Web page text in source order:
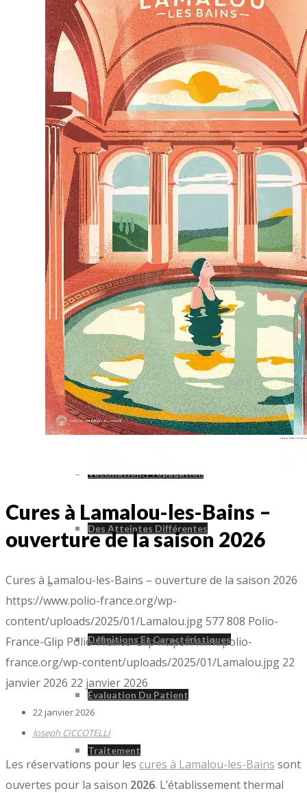
Programme
Le Congrès En Vidéos
Poliomyélite
Poliomyélite
Un Peu D’histoire
D’où Vient Ce Mot ?
Le Poliovirus : Comment Ça Marche ?
Incubation Et Signes Cliniques
Vaccination, Propagation
Des Atteintes Différentes
Syndrome Post-Polio
Définitions Et Caractéristiques
Évaluation Du Patient
Traitement
Cures à Lamalou-les-Bains –
ouverture de la saison 2026
Cures à Lamalou-les-Bains – ouverture de la saison 2026
https://www.polio-france.org/wp-
content/uploads/2025/01/Lamalou.jpg577808 Polio-
France-Glip Polio-France-Gliphttps://www.polio-
france.org/wp-content/uploads/2025/01/Lamalou.jpg 22
janvier 2026 22 janvier 2026
22 janvier 2026
Joseph CICCOTELLI
Les réservations pour les cures à Lamalou-les-Bains sont
ouvertes pour la saison 2026. L’établissement thermal